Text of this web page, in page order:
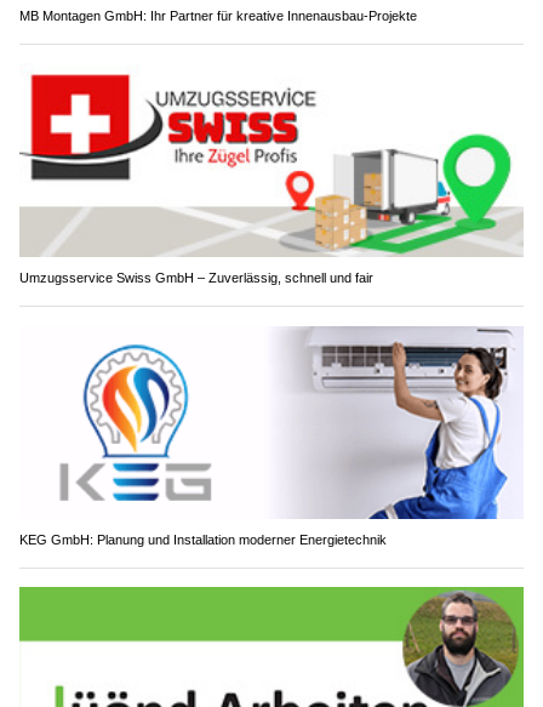
MB Montagen GmbH: Ihr Partner für kreative Innenausbau-Projekte
Umzugsservice Swiss GmbH – Zuverlässig, schnell und fair
KEG GmbH: Planung und Installation moderner Energietechnik